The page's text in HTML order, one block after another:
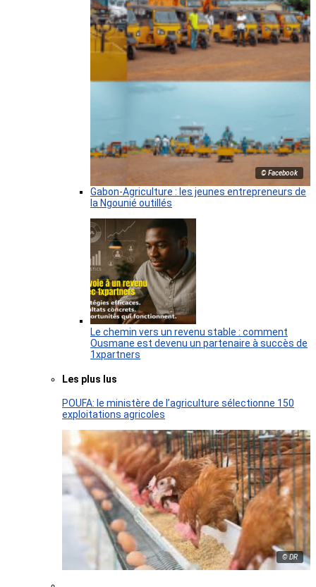
© Facebook
Gabon-Agriculture : les jeunes entrepreneurs de
la Ngounié outillés
Le chemin vers un revenu stable : comment
Ousmane est devenu un partenaire à succès de
1xpartners
Les plus lus
POUFA: le ministère de l’agriculture sélectionne 150
exploitations agricoles
© DR